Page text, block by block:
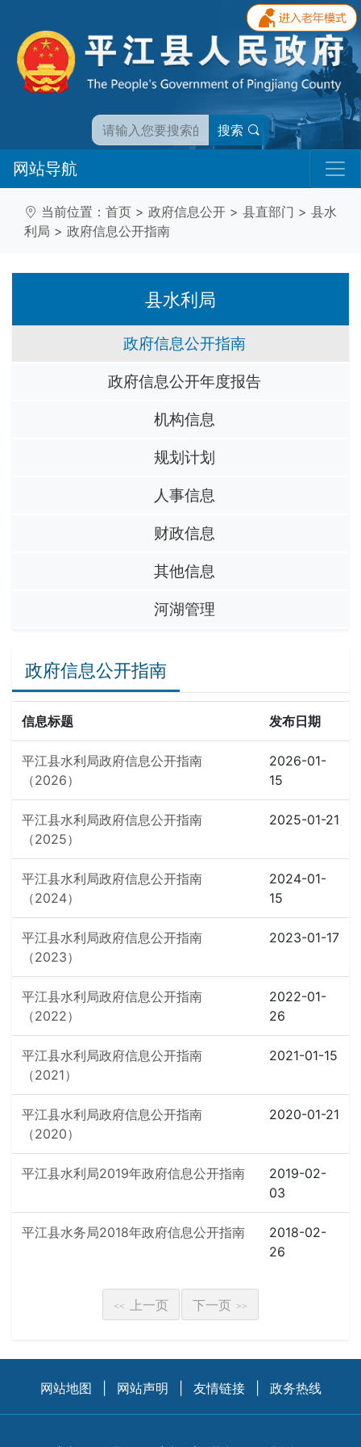
搜索
网站导航
当前位置： 首页 > 政府信息公开 > 县直部门 > 县水
利局 > 政府信息公开指南
县水利局
政府信息公开指南
政府信息公开年度报告
机构信息
规划计划
人事信息
财政信息
其他信息
河湖管理
政府信息公开指南
信息标题 发布日期
平江县水利局政府信息公开指南
（2026）
2026-01-
15
平江县水利局政府信息公开指南
（2025）
2025-01-21
平江县水利局政府信息公开指南
（2024）
2024-01-
15
平江县水利局政府信息公开指南
（2023）
2023-01-17
平江县水利局政府信息公开指南
（2022）
2022-01-
26
平江县水利局政府信息公开指南
（2021）
2021-01-15
平江县水利局政府信息公开指南
（2020）
2020-01-21
平江县水利局2019年政府信息公开指南
2019-02-
03
平江县水务局2018年政府信息公开指南
2018-02-
26
<< 上一页 下一页 >>
网站地图 网站声明 友情链接 政务热线